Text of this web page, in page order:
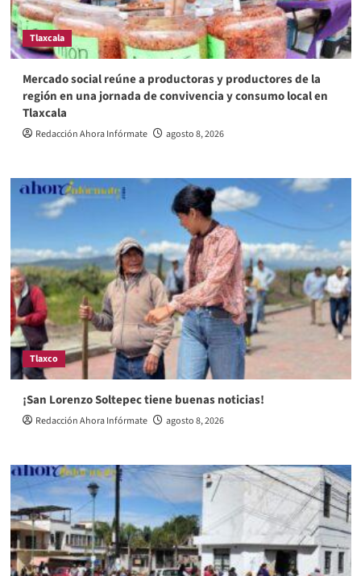
Tlaxcala
Mercado social reúne a productoras y productores de la
región en una jornada de convivencia y consumo local en
Tlaxcala
Redacción Ahora Infórmate agosto 8, 2026
Tlaxco
¡San Lorenzo Soltepec tiene buenas noticias!
Redacción Ahora Infórmate agosto 8, 2026